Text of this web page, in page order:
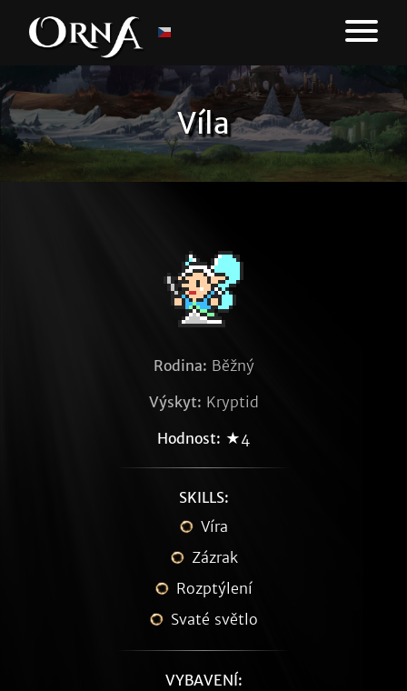
Víla
Rodina: Běžný
Výskyt: Kryptid
Hodnost: ★4
SKILLS:
Víra
Zázrak
Rozptýlení
Svaté světlo
VYBAVENÍ: